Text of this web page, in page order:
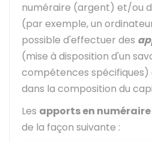
numéraire (argent) et/ou
(par exemple, un
possible d'effectuer des
(mise à disposition d'un
compétences spécifiques)
dans la composition du
Les apports en numéraire
de la façon suivante :